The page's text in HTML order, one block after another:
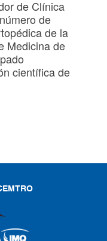
de Clínica
de
de la
Medicina de
científica de